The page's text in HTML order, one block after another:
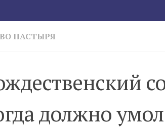
ПАСТЫРЯ
должно